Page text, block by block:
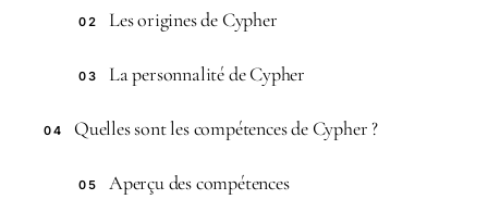
02 Les origines de Cypher
03 La personnalité de Cypher
04 Quelles sont les compétences de Cypher ?
05 Aperçu des compétences